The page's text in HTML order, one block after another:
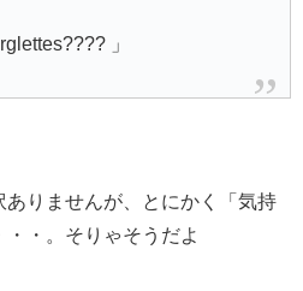
」
りませんが、とにかく「気持
・。そりゃそうだよ